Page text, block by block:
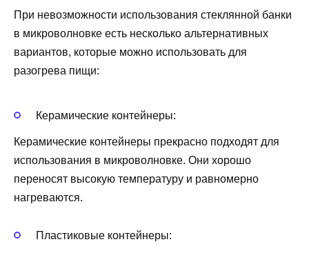
При невозможности использования стеклянной банки
в микроволновке есть несколько альтернативных
вариантов, которые можно использовать для
разогрева пищи:
Керамические контейнеры:
Керамические контейнеры прекрасно подходят для
использования в микроволновке. Они хорошо
переносят высокую температуру и равномерно
нагреваются.
Пластиковые контейнеры: